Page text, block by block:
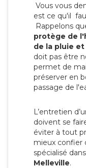
Vous vous
est ce qu'il
Rappelons
protège de
de la pluie et
doit pas être
permet de
préserver en
passage de
L’entretien
doivent se
éviter à tout
mieux confier
spécialisé
Melleville.